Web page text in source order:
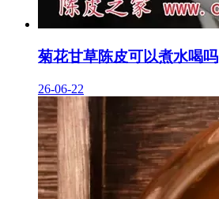
菊花甘草陈皮可以煮水喝吗
26-06-22